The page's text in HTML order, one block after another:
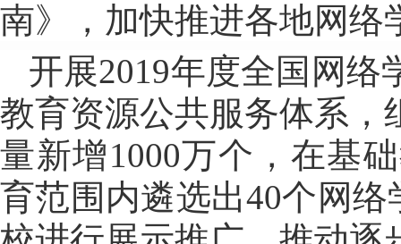
南》，加快推进各地网络
开展2019年度全国网
教育资源公共服务体系，
量新增1000万个，在基
育范围内遴选出40个网